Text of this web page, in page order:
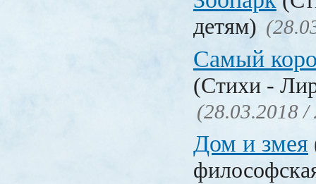
детям)
Самый
(Стихи -
(28.03.2018 /
Дом и змея